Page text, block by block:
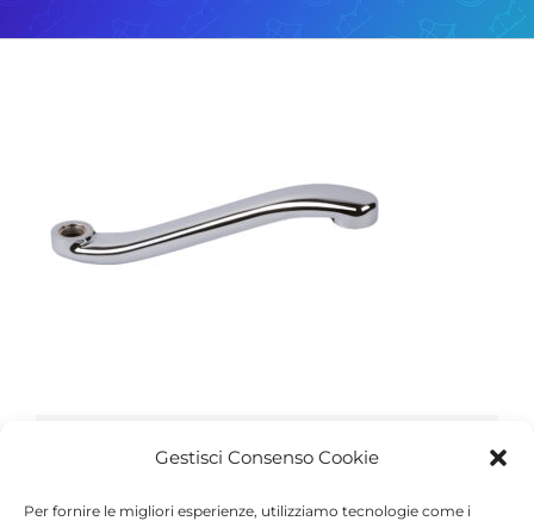
Gestisci Consenso Cookie
Per fornire le migliori esperienze, utilizziamo tecnologie come i
Share This Article
Facebook
TwitterRedditLinkedInWhatsApp
TumblrPinterest
Vk
Xing